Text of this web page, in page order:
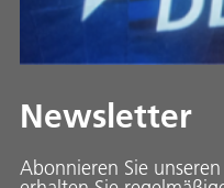
Newsletter
Abonnieren Sie